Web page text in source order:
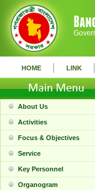
HOME | LINK |
About Us
Activities
Focus & Objectives
Service
Key Personnel
Organogram